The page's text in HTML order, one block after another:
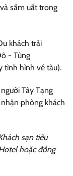
sầm uất trong
khách trải
- Tùng
tình hình vé tàu).
Tây Tạng
phòng khách
sạn tiêu
hoặc đồng